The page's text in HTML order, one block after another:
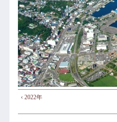
‹ 2022年